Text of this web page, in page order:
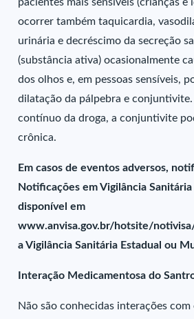
ocorrer também taquicardia,
urinária e decréscimo da secreção
(substância ativa) ocasionalmente
dos olhos e, em pessoas sensíveis,
dilatação da pálpebra e
contínuo da droga, a conjuntivite
crônica.
Em casos de eventos adversos,
Notificações em Vigilância
disponível em
www.anvisa.gov.br/hotsite/
a Vigilância Sanitária Estadual ou
Interação Medicamentosa do
Não são conhecidas interações